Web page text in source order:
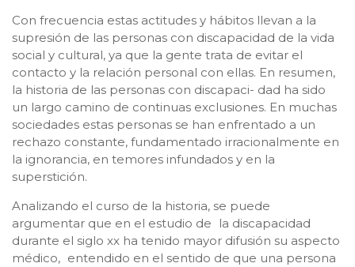
Con frecuencia estas actitudes y hábitos llevan a la
supresión de las personas con discapacidad de la vida
social y cultural, ya que la gente trata de evitar el
contacto y la relación personal con ellas. En resumen,
la historia de las personas con discapaci- dad ha sido
un largo camino de continuas exclusiones. En muchas
sociedades estas personas se han enfrentado a un
rechazo constante, fundamentado irracionalmente en
la ignorancia, en temores infundados y en la
superstición.
Analizando el curso de la historia, se puede
argumentar que en el estudio de la discapacidad
durante el siglo xx ha tenido mayor difusión su aspecto
médico, entendido en el sentido de que una persona